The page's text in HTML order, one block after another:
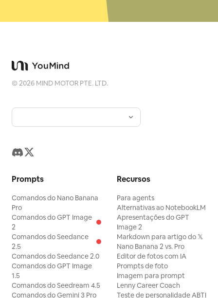
©2026 MIND MOTOR PTE. LTD.
Prompts
Comandos do Nano Banana
Pro
Comandos do GPT Image
2
Comandos do Seedance
2.5
Comandos do Seedance 2.0
Comandos do GPT Image
1.5
Comandos do Seedream 4.5
Comandos do Gemini 3 Pro
Recursos
Para agents
Alternativas ao NotebookLM
Apresentações do GPT
Image 2
Markdown para artigo do 𝕏
Nano Banana 2 vs. Pro
Editor de fotos com IA
Prompts de foto
Imagem para prompt
Lenny Career Coach
Teste de personalidade ABTI